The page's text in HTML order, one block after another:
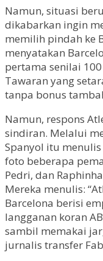
Namun, situasi
dikabarkan ingin
memilih pindah ke
menyatakan
pertama senilai
Tawaran yang
tanpa bonus
Namun, respons
sindiran. Melalui
Spanyol itu
foto beberapa
Pedri, dan
Mereka menulis:
Barcelona berisi
langganan koran
sambil memakai
jurnalis transfer